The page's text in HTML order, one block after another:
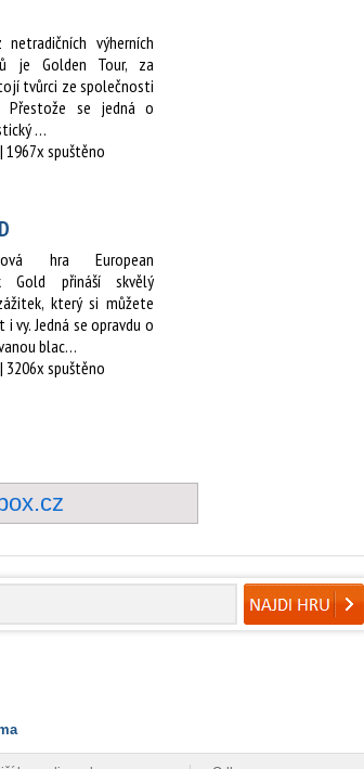
netradičních výherních
je Golden Tour, za
tvůrci ze společnosti
Přestože se jedná o
…
| 1967x spuštěno
hra European
Gold přináší skvělý
který si můžete
vy. Jedná se opravdu o
blac…
| 3206x spuštěno